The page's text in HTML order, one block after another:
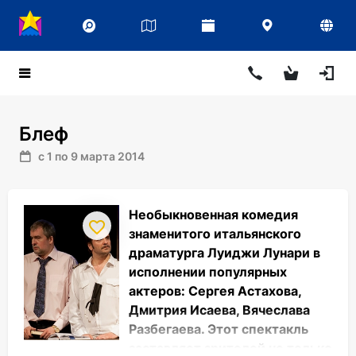
Блеф
с 1 по 9 марта 2014
Необыкновенная комедия
знаменитого итальянского
драматурга Луиджи Лунари в
исполнении популярных
актеров: Сергея Астахова,
Дмитрия Исаева, Вячеслава
Разбегаева. Этот спектакль